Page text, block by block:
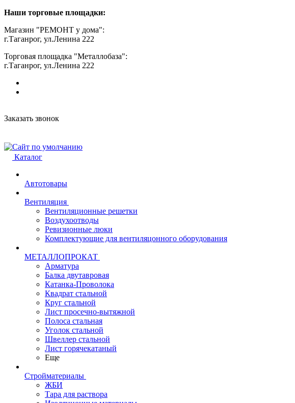
Наши торговые площадки:
Магазин "РЕМОНТ у дома":
г.Таганрог, ул.Ленина 222
Торговая площадка "Металлобаза":
г.Таганрог, ул.Ленина 222
Заказать звонок
Каталог
Автотовары
Вентиляция
Вентиляционные решетки
Воздухоотводы
Ревизионные люки
Комплектующие для вентиляцонного оборудования
МЕТАЛЛОПРОКАТ
Арматура
Балка двутавровая
Катанка-Проволока
Квадрат стальной
Круг стальной
Лист просечно-вытяжной
Полоса стальная
Уголок стальной
Швеллер стальной
Лист горячекатаный
Еще
Стройматериалы
ЖБИ
Тара для раствора